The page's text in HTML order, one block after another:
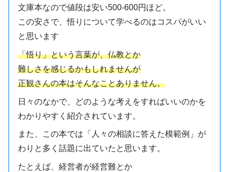
文庫本なので値段は安い500-600円ほど。
この安さで、悟りについて学べるのはコスパがいい
と思います
「悟り」という言葉が、仏教とか
難しさを感じるかもしれませんが
正観さんの本はそんなことありません。
日々のなかで、どのような考えをすればいいのかを
わかりやすく紹介されています。
また、この本では「人々の相談に答えた模範例」が
わりと多く話題に出ていたと思います。
たとえば、経営者が経営難とか